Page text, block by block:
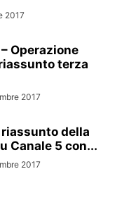
2017
Operazione
terza
2017
riassunto della
Canale 5 con...
2017